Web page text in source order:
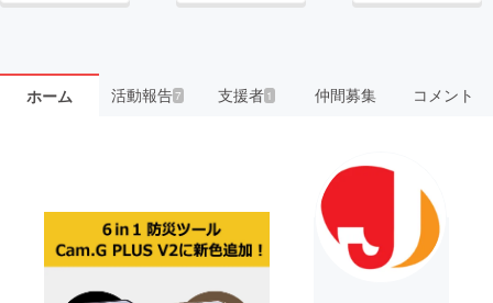
ホーム 活動報告7 支援者 1 仲間募集 コメント